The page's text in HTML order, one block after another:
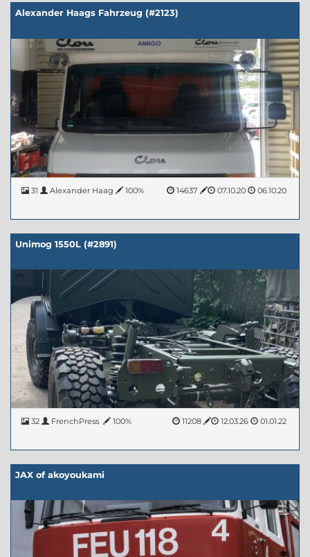
Alexander Haags Fahrzeug (#2123)
31 06.10.20
Alexander Haag 07.10.20
100% 14637
Unimog 1550L (#2891)
32 01.01.22
FrenchPress 12.03.26
100% 11208
JAX of akoyoukami